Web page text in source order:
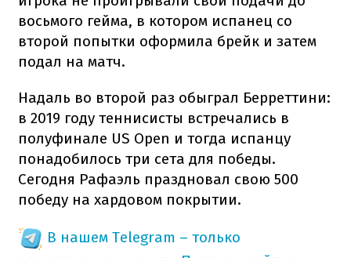
восьмого гейма, в котором испанец со
второй попытки оформила брейк и затем
подал на матч.
Надаль во второй раз обыграл Берреттини:
в 2019 году теннисисты встречались в
полуфинале US Open и тогда испанцу
понадобилось три сета для победы.
Сегодня Рафаэль праздновал свою 500
победу на хардовом покрытии.
В нашем Telegram – только